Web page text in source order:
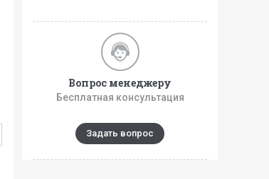
Вопрос менеджеру
Бесплатная консультация
Задать вопрос